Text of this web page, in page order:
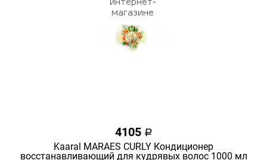
4105 a
Kaaral MARAES CURLY Кондиционер
восстанавливающий для кудрявых волос 1000 мл